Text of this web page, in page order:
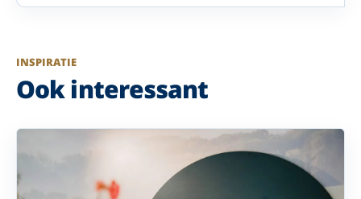
INSPIRATIE
Ook interessant